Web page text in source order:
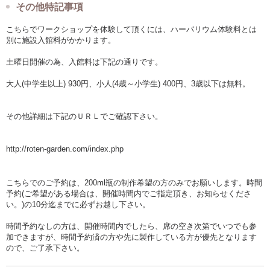
その他特記事項
こちらでワークショップを体験して頂くには、ハーバリウム体験料とは
別に施設入館料がかかります。
土曜日開催の為、入館料は下記の通りです。
大人(中学生以上) 930円、小人(4歳～小学生) 400円、3歳以下は無料。
その他詳細は下記のＵＲＬでご確認下さい。
http://roten-garden.com/index.php
こちらでのご予約は、200ml瓶の制作希望の方のみでお願いします。時間
予約(ご希望がある場合は、開催時間内でご指定頂き、お知らせくださ
い。)の10分迄までに必ずお越し下さい。
時間予約なしの方は、開催時間内でしたら、席の空き次第でいつでも参
加できますが、時間予約済の方や先に製作している方が優先となります
ので、ご了承下さい。